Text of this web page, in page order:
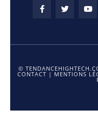
©
CONTACT | MENTIONS